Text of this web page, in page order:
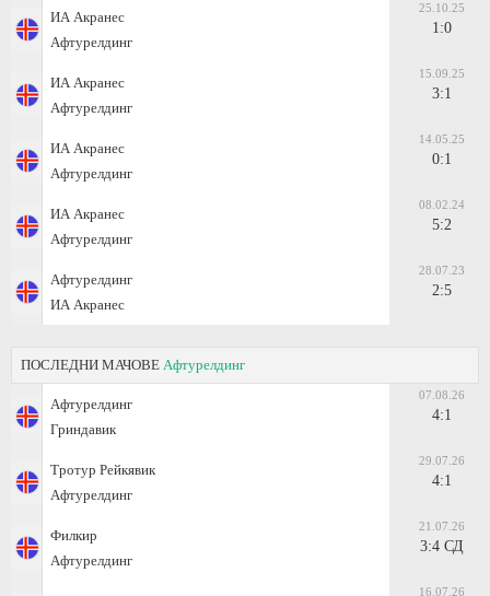
ИА Акранес
Афтурелдинг
25.10.25
1:0
ИА Акранес
Афтурелдинг
15.09.25
3:1
ИА Акранес
Афтурелдинг
14.05.25
0:1
ИА Акранес
Афтурелдинг
08.02.24
5:2
Афтурелдинг
ИА Акранес
28.07.23
2:5
ПОСЛЕДНИ МАЧОВЕ Афтурелдинг
Афтурелдинг
Гриндавик
07.08.26
4:1
Тротур Рейкявик
Афтурелдинг
29.07.26
4:1
Филкир
Афтурелдинг
21.07.26
3:4 СД
16.07.26